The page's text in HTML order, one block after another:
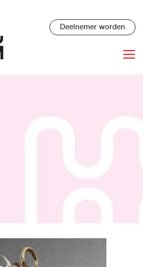
Deelnemer worden